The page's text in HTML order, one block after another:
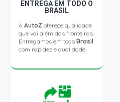
ZAFIRA COMFORT MINIVAN
(2010 - 2012)
ZAFIRA ELEGANCE MINIVAN
(2010 - 2012)
ZAFIRA ELITE MINIVAN 2.0 8V
ENTREGA EM TODO O
BRASIL
AAutoZ oferece qualidade
que vai além das fronteiras.
Entregamos em todoBrasil
com rapidez e qualidade.